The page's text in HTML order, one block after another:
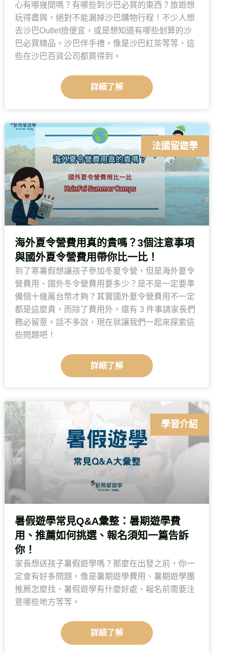
心有哪幾間嗎？有哪些到沙巴必買的東西？旅遊想
玩得盡興，絕對不能漏掉沙巴購物行程！不少人想
去沙巴Outlet撿便宜，或是想知道有哪些划算的沙
巴必買精品。沙巴伴手禮，像是沙巴紅茶等等，這
些在沙巴百貨公司都買得到。
詳細了解
法國留遊學
海外夏令營費用真的貴嗎？3個注意事項
與國外夏令營費用帶你比一比！
到了寒暑假想讓孩子參加冬夏令營，但是海外夏令
營費用、國外冬令營費用要多少？是不是一定要準
備個十幾萬台幣才夠？其實國外夏令營費用不一定
都是這麼貴，而除了費用外，還有 3 件事請家長們
務必留意。話不多說，現在就讓我們一起來探索這
些問題吧！
詳細了解
學習介紹
暑假遊學常見Q&A彙整：暑期遊學費
用、推薦如何挑選、報名須知一篇告訴
你！
家長想送孩子暑假遊學嗎？那麼在出發之前，你一
定會有好多問題，像是暑期遊學費用、暑期遊學團
推薦怎麼找、暑假遊學有什麼好處、報名前需要注
意哪些地方等等。
詳細了解